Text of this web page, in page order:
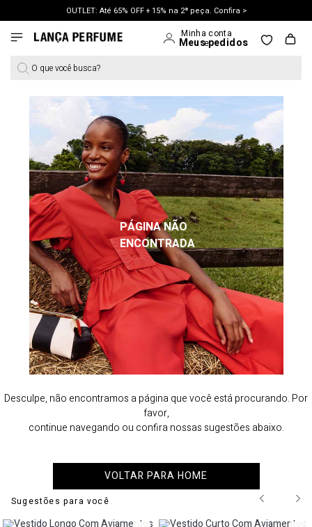
OUTLET: Até 65% OFF + 15% na 2ª peça. Confira >
LANÇAMENTO PRIMAVERA 27. Clique e aproveite.
O que você busca?
PÁGINA NÃO
ENCONTRADA
Desculpe, não encontramos a página que você está procurando. Por
favor,
continue navegando ou confira nossas sugestões abaixo.
VOLTAR PARA HOME
Sugestões para você